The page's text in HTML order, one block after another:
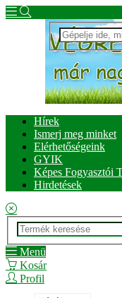
Hírek
Ismerj meg minket
Elérhetőségeink
GYIK
Képes Fogyasztói
Hirdetések
Menü
Kosár
Profil